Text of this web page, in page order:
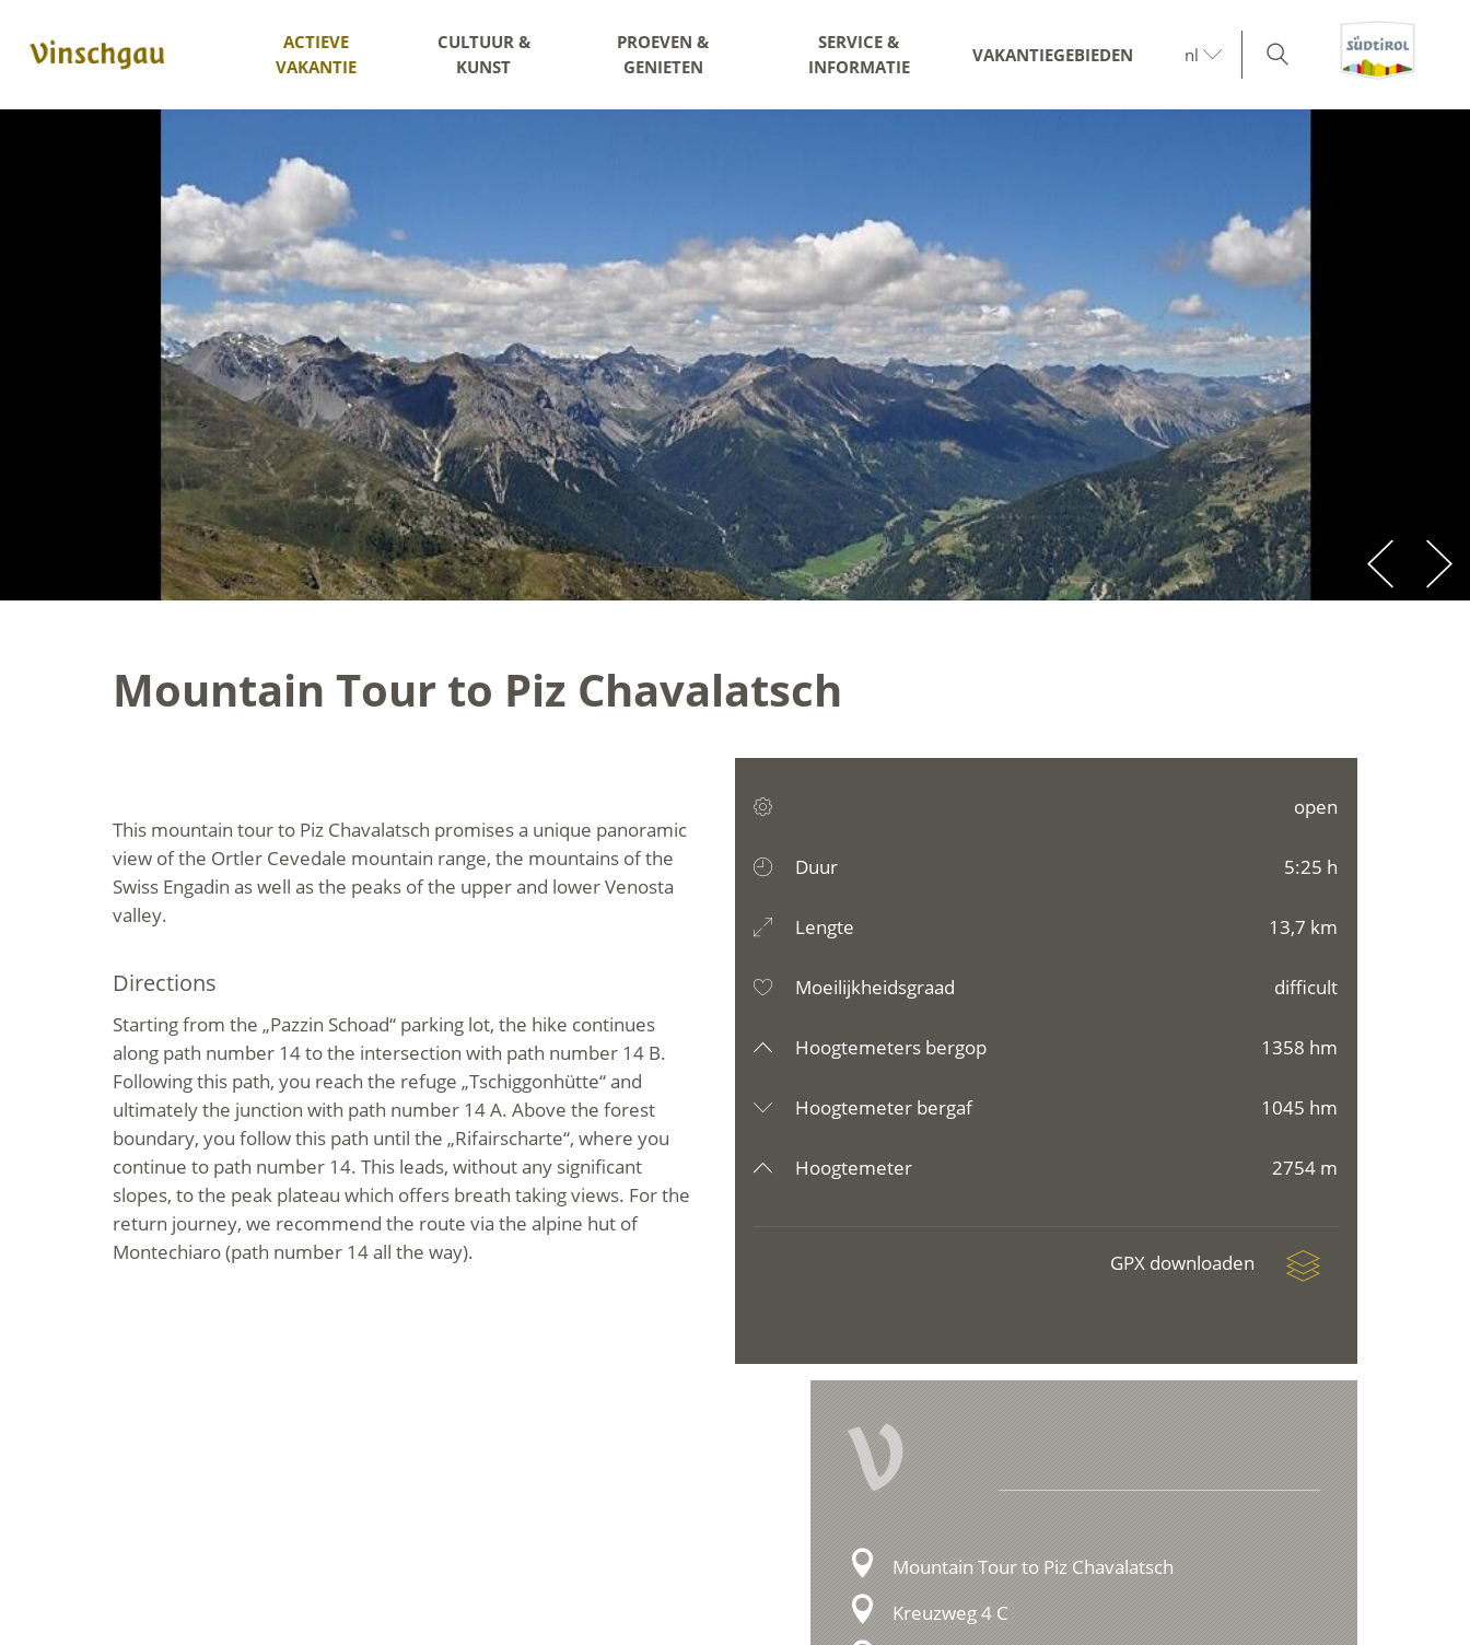
ACTIEVE
VAKANTIE
CULTUUR &
KUNST
PROEVEN &
GENIETEN
SERVICE &
INFORMATIE
VAKANTIEGEBIEDEN nl
Mountain Tour to Piz Chavalatsch
This mountain tour to Piz Chavalatsch promises a unique panoramic
view of the Ortler Cevedale mountain range, the mountains of the
Swiss Engadin as well as the peaks of the upper and lower Venosta
valley.
Directions
Starting from the „Pazzin Schoad“ parking lot, the hike continues
along path number 14 to the intersection with path number 14 B.
Following this path, you reach the refuge „Tschiggonhütte“ and
ultimately the junction with path number 14 A. Above the forest
boundary, you follow this path until the „Rifairscharte“, where you
continue to path number 14. This leads, without any significant
slopes, to the peak plateau which offers breath taking views. For the
return journey, we recommend the route via the alpine hut of
Montechiaro (path number 14 all the way).
open
Duur 5:25 h
Lengte 13,7 km
Moeilijkheidsgraad difficult
Hoogtemeters bergop 1358 hm
Hoogtemeter bergaf 1045 hm
Hoogtemeter 2754 m
GPX downloaden
V
Mountain Tour to Piz Chavalatsch
Kreuzweg 4 C